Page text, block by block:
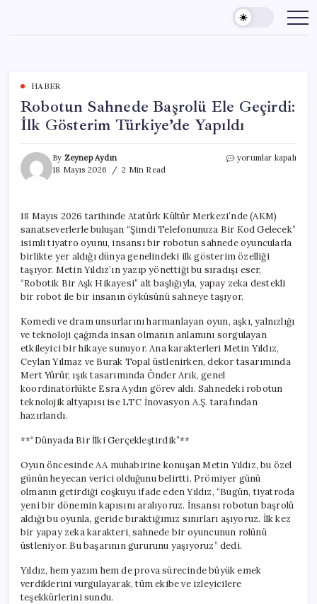
content
HABER
Robotun Sahnede Başrolü Ele Geçirdi:
İlk Gösterim Türkiye’de Yapıldı
By Zeynep Aydın
18 Mayıs 2026
2 Min Read
Robotun
İlk
Gösterim
Türkiye’de
Yapıldı
yorumlar kapalı
18 Mayıs 2026 tarihinde Atatürk Kültür Merkezi’nde (AKM)
sanatseverlerle buluşan “Şimdi Telefonunuza Bir Kod Gelecek”
isimli tiyatro oyunu, insansı bir robotun sahnede oyuncularla
birlikte yer aldığı dünya genelindeki ilk gösterim özelliği
taşıyor. Metin Yıldız’ın yazıp yönettiği bu sıradışı eser,
“Robotik Bir Aşk Hikayesi” alt başlığıyla, yapay zeka destekli
bir robot ile bir insanın öyküsünü sahneye taşıyor.
Komedi ve dram unsurlarını harmanlayan oyun, aşkı, yalnızlığı
ve teknoloji çağında insan olmanın anlamını sorgulayan
etkileyici bir hikaye sunuyor. Ana karakterleri Metin Yıldız,
Ceylan Yılmaz ve Burak Topal üstlenirken, dekor tasarımında
Mert Yürür, ışık tasarımında Önder Arık, genel
koordinatörlükte Esra Aydın görev aldı. Sahnedeki robotun
teknolojik altyapısı ise LTC İnovasyon A.Ş. tarafından
hazırlandı.
**“Dünyada Bir İlki Gerçekleştirdik”**
Oyun öncesinde AA muhabirine konuşan Metin Yıldız, bu özel
günün heyecan verici olduğunu belirtti. Prömiyer günü
olmanın getirdiği coşkuyu ifade eden Yıldız, “Bugün, tiyatroda
yeni bir dönemin kapısını aralıyoruz. İnsansı robotun başrolü
aldığı bu oyunla, geride bıraktığımız sınırları aşıyoruz. İlk kez
bir yapay zeka karakteri, sahnede bir oyuncunun rolünü
üstleniyor. Bu başarının gururunu yaşıyoruz” dedi.
Yıldız, hem yazım hem de prova sürecinde büyük emek
verdiklerini vurgulayarak, tüm ekibe ve izleyicilere
teşekkürlerini sundu.